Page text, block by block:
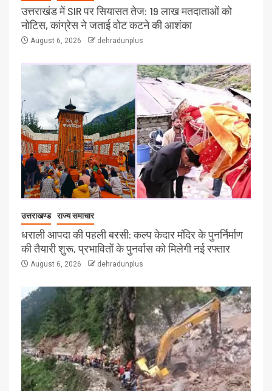
उत्तराखंड में SIR पर सियासत तेज: 19 लाख मतदाताओं को
नोटिस, कांग्रेस ने जताई वोट कटने की आशंका
August 6, 2026 dehradunplus
उत्तराखण्ड राज्य समाचार
धराली आपदा की पहली बरसी: कल्प केदार मंदिर के पुनर्निर्माण
की तैयारी शुरू, प्रभावितों के पुनर्वास को मिलेगी नई रफ्तार
August 6, 2026 dehradunplus